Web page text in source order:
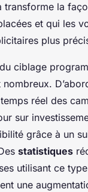
transforme la
et qui les
plus
du ciblage
réel des
sur
grâce à un
statistiques
utilisant ce
une